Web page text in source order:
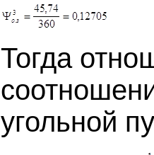
Тогда
угольной